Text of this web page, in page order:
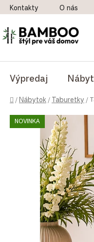
Prejsť na obsah
Kontakty O nás
Výpredaj
Domov
/Nábytok / Taburetky /
NOVINKA